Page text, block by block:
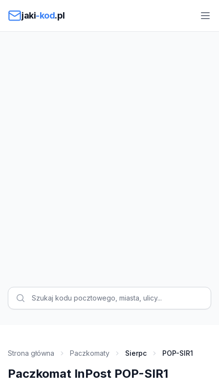
jaki-kod.pl
Strona główna Paczkomaty Sierpc POP-SIR1
Paczkomat InPost POP-SIR1